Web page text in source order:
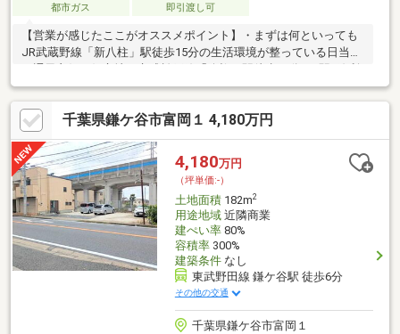
都市ガス 即引渡し可
【営業が感じたここがオススメポイント】・まずは何といっても
JR武蔵野線「新八柱」駅徒歩15分の生活環境が整っている日当た
用が可能な便利な立地・いつでも現地までご案内いたします・参
考プランご用意しております・お気軽にお問い合わせください・
前面道路は車通りの少ない安心安全な住環境です・建築条件はご
ざいませんので、お好きなハウスメーカーにて建築いただけま
す・弊社提携のハウスメーカー、工務店をご紹介することは可能
です・「間取り作成はどこにお願いしたらいいのかな？」弊社ハ
ウスプラザ本八幡店にお任せください！もちろん費用は無償
千葉県鎌ケ谷市富岡１ 4,180万円
4,180万円
（坪単価:-）
土地面積182m2
用途地域近隣商業
建ぺい率80%
容積率300%
建築条件なし
東武野田線 鎌ケ谷駅 徒歩6分
その他の交通
千葉県鎌ケ谷市富岡１